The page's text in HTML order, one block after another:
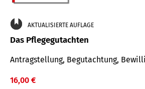
AKTUALISIERTE AUFLAGE
Das Pflegegutachten
Antragstellung, Begutachtung,
16,00 €